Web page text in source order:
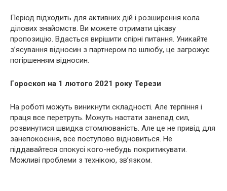
Період підходить для активних дій і розширення кола
ділових знайомств. Ви можете отримати цікаву
пропозицію. Вдасться вирішити спірні питання. Уникайте
з’ясування відносин з партнером по шлюбу, це загрожує
погіршенням відносин.
Гороскоп на 1 лютого 2021 року Терези
На роботі можуть виникнути складності. Але терпіння і
праця все перетруть. Можуть настати занепад сил,
розвинутися швидка стомлюваність. Але це не привід для
занепокоєння, все поступово відновиться. Не
піддавайтеся спокусі кого-небудь покритикувати.
Можливі проблеми з технікою, зв’язком.